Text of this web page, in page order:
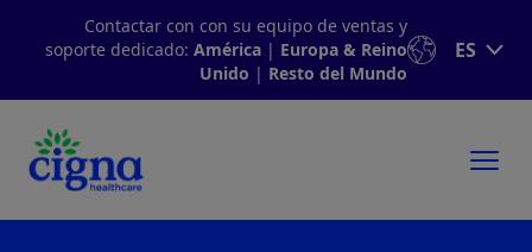
Contactar con con su equipo de ventas y
soporte dedicado: América | Europa & Reino
Unido | Resto del Mundo
ES